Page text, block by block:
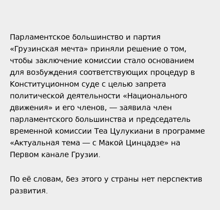
Парламентское большинство и партия
«Грузинская мечта» приняли решение о том,
чтобы заключение комиссии стало основанием
для возбуждения соответствующих процедур в
Конституционном суде с целью запрета
политической деятельности «Национального
движения» и его членов, — заявила член
парламентского большинства и председатель
временной комиссии Теа Цулукиани в программе
«Актуальная тема — с Макой Цинцадзе» на
Первом канале Грузии.
По её словам, без этого у страны нет перспектив
развития.